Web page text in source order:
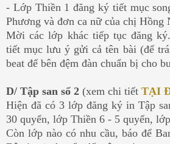
- Lớp Thiền 1 đăng ký tiết mục
Phương và đơn ca nữ của chị Hồng
Mời các lớp khác tiếp tục đăng
tiết mục lưu ý gửi cả tên bài (để
beat để bên đệm đàn chuẩn bị cho
D/ Tập san số 2 (xem chi tiết TẠI
Hiện đã có 3 lớp đăng ký in Tập
30 quyển, lớp Thiền 6 - 5 quyển,
Còn lớp nào có nhu cầu, báo để